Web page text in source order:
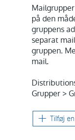
på den
gruppens
separat
gruppen.
mail.
Grupper >